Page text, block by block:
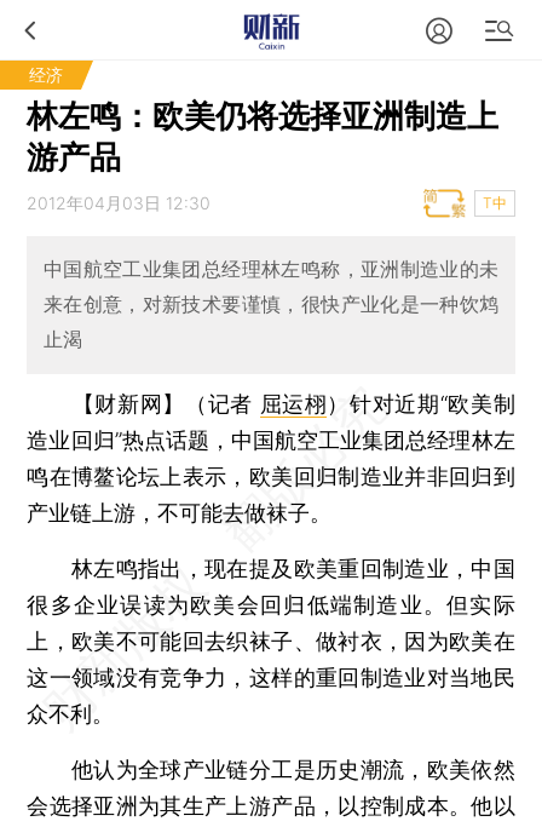
经济
林左鸣：欧美仍将选择亚洲制造上
游产品
2012年04月03日 12:30 T中
中国航空工业集团总经理林左鸣称，亚洲制造业的未
来在创意，对新技术要谨慎，很快产业化是一种饮鸩
止渴
【财新网】（记者 屈运栩）针对近期“欧美制
造业回归”热点话题，中国航空工业集团总经理林左
鸣在博鳌论坛上表示，欧美回归制造业并非回归到
产业链上游，不可能去做袜子。
林左鸣指出，现在提及欧美重回制造业，中国
很多企业误读为欧美会回归低端制造业。但实际
上，欧美不可能回去织袜子、做衬衣，因为欧美在
这一领域没有竞争力，这样的重回制造业对当地民
众不利。
他认为全球产业链分工是历史潮流，欧美依然
会选择亚洲为其生产上游产品，以控制成本。他以